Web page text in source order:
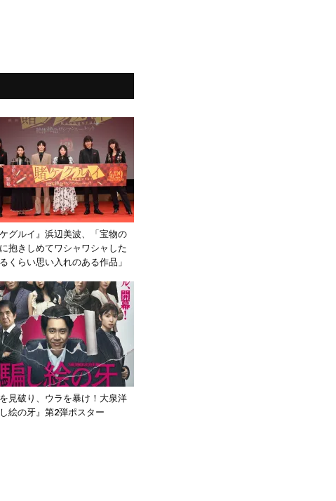
ケグルイ』浜辺美波、「宝物の
抱きしめてワシャワシャした
くらい思い入れのある作品」
見破り、ウラを暴け！大泉洋
し絵の牙』第2弾ポスター